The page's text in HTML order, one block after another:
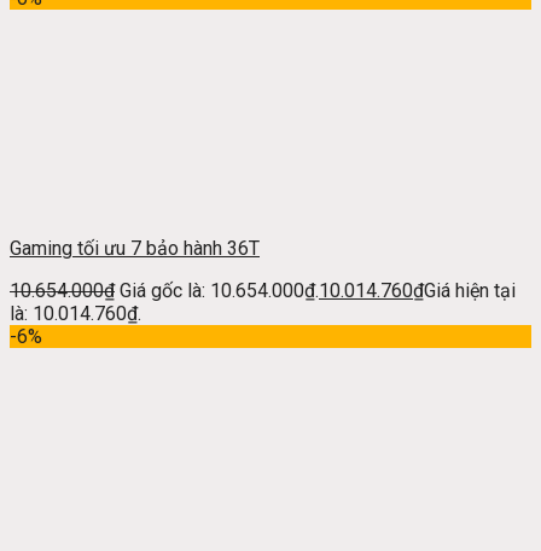
Gaming tối ưu 7 bảo hành 36T
10.654.000₫ Giá gốc là: 10.654.000₫.10.014.760₫Giá hiện tại
là: 10.014.760₫.
-6%